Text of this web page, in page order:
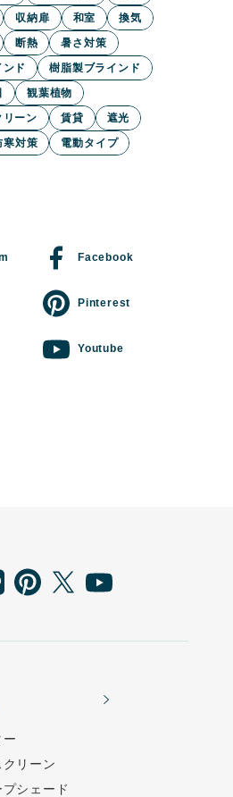
収納扉 和室
換気
断熱
暑さ対策
ド
樹脂製ブラインド
観葉植物
リーン
賃貸
遮光
寒対策 電動タイプ
Facebook
Pinterest
Youtube
リーン
シェード